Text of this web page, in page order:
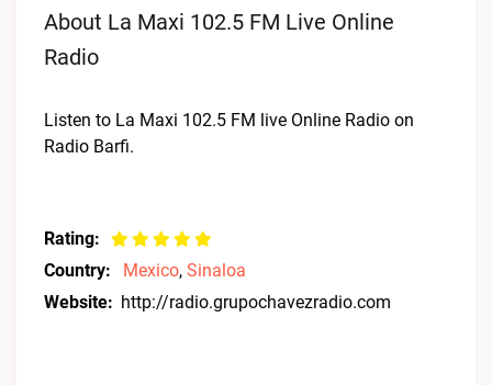
About La Maxi 102.5 FM Live Online
Radio
Listen to La Maxi 102.5 FM live Online Radio on
Radio Barfi.
Rating:
Country:
Mexico, Sinaloa
Website: http://radio.grupochavezradio.com